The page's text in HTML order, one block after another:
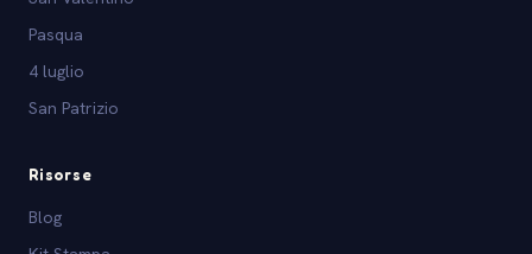
Pasqua
4 luglio
San Patrizio
Risorse
Blog